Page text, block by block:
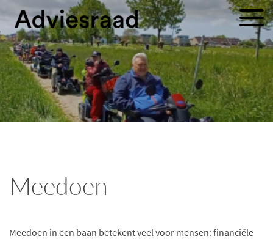
Meedoen
Meedoen in een baan betekent veel voor mensen: financiële